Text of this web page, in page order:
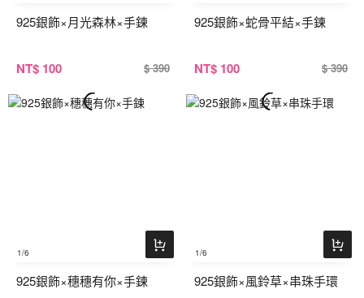
925銀飾×月光森林×手鍊
NT$ 100 $ 390
925銀飾×蛇骨平結×手鍊
NT$ 100 $ 390
1/6
925銀飾×穗穗有你×手鍊
1/6
925銀飾×風鈴草×串珠手環